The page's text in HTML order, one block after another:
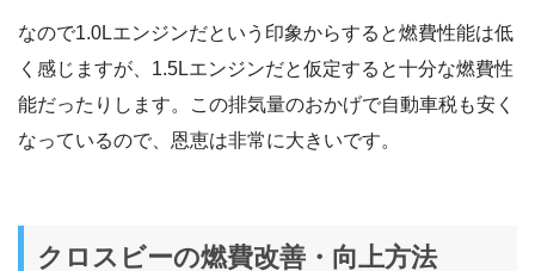
なので1.0Lエンジンだという印象からすると燃費性能は低
く感じますが、1.5Lエンジンだと仮定すると十分な燃費性
能だったりします。この排気量のおかげで自動車税も安く
なっているので、恩恵は非常に大きいです。
クロスビーの燃費改善・向上方法